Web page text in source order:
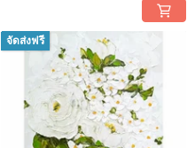
จัดส่งฟรี